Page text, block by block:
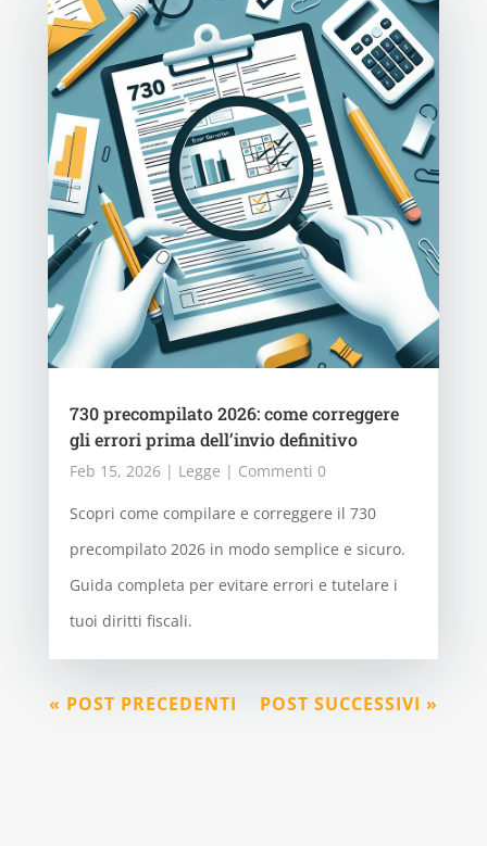
730 precompilato 2026: come correggere
gli errori prima dell’invio definitivo
Feb 15, 2026| Legge | Commenti 0
Scopri come compilare e correggere il 730
precompilato 2026 in modo semplice e sicuro.
Guida completa per evitare errori e tutelare i
tuoi diritti fiscali.
« POST PRECEDENTI POST SUCCESSIVI »